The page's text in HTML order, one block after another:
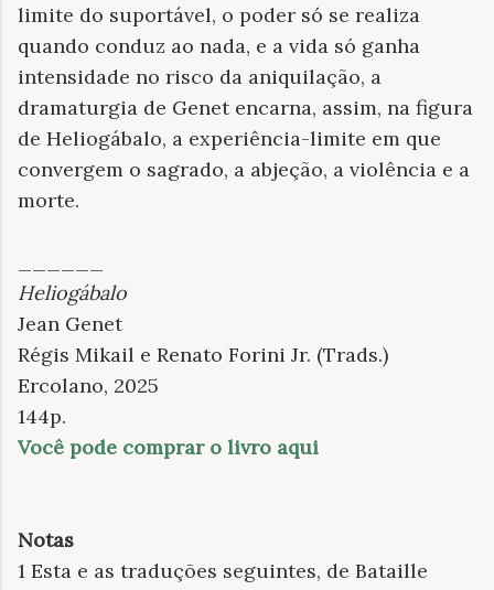
limite do suportável, o poder só se realiza
quando conduz ao nada, e a vida só ganha
intensidade no risco da aniquilação, a
dramaturgia de Genet encarna, assim, na figura
de Heliogábalo, a experiência-limite em que
convergem o sagrado, a abjeção, a violência e a
morte.
Heliogábalo
Jean Genet
Régis Mikail e Renato Forini Jr. (Trads.)
Ercolano, 2025
144p.
Você pode comprar o livro aqui
Notas
1 Esta e as traduções seguintes, de Bataille